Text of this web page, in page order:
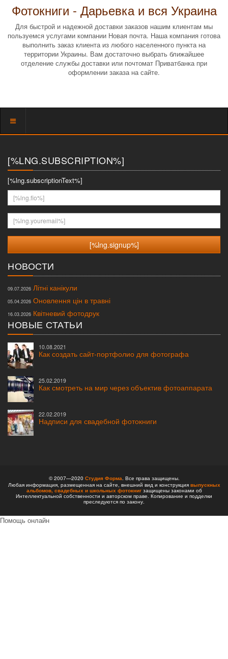
Фотокниги - Дарьевка и вся Украина
Для быстрой и надежной доставки заказов нашим клиентам мы
пользуемся услугами компании Новая почта. Наша компания готова
выполнить заказ клиента из любого населенного пункта на
территории Украины. Вам достаточно выбрать ближайшее
отделение службы доставки или почтомат Приватбанка при
оформлении заказа на сайте.
Показать
[%LNG.SUBSCRIPTION%]
[%lng.subscriptionText%]
[%lng.fio%]
[%lng.youremail%]
НОВОСТИ
09.07.2026 Літні канікули
05.04.2026 Оновлення цін в травні
16.03.2026 Квітневий фотодрук
НОВЫЕ СТАТЬИ
10.08.2021
Как создать сайт-портфолио для фотографа
25.02.2019
Как смотреть на мир через объектив фотоаппарата
22.02.2019
Надписи для свадебной фотокниги
© 2007—2020 Студия Форма . Все права защищены.
Любая информация, размещенная на сайте, внешний вид и конструкция выпускных
альбомов, свадебных и школьных фотокнигзащищены законами об
Интеллектуальной собственности и авторском праве. Копирование и подделки
преследуются по закону.
Помощь онлайн